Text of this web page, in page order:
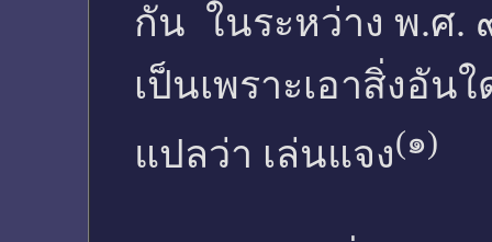
กัน ในระหว่าง พ.ศ.
เป็นเพราะเอาสิ่งอั
แปลว่า เล่นแจง(๑)